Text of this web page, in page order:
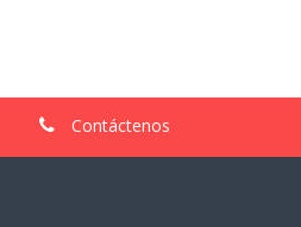
Contáctenos